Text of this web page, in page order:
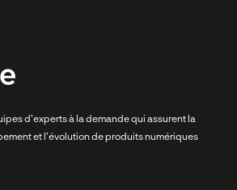
d’experts à la demande qui assurent la
et l’évolution de produits numériques